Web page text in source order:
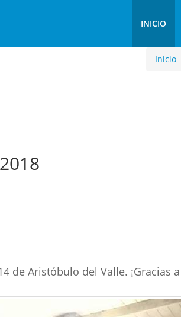
INICIO
Inicio
de Aristóbulo del Valle. ¡Gracias